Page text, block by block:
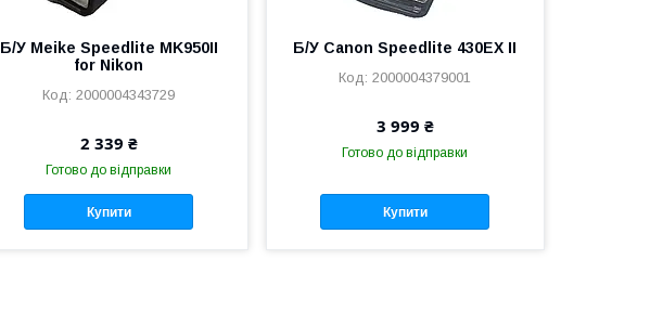
Б/У Meike Speedlite MK950II
for Nikon
2000004343729
2 339 ₴
Готово до відправки
Купити
Б/У Canon Speedlite 430EX II
2000004379001
3 999 ₴
Готово до відправки
Купити